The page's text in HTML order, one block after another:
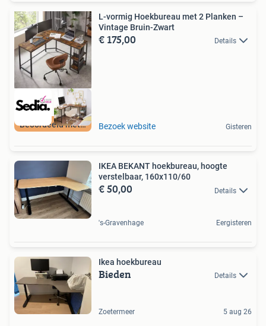
Beoordeeld met 9+
L-vormig Hoekbureau met 2 Planken –
Vintage Bruin-Zwart
€ 175,00 Details
Bezoek website Gisteren
IKEA BEKANT hoekbureau, hoogte
verstelbaar, 160x110/60
€ 50,00 Details
's-Gravenhage Eergisteren
Ikea hoekbureau
Bieden Details
Zoetermeer 5 aug 26